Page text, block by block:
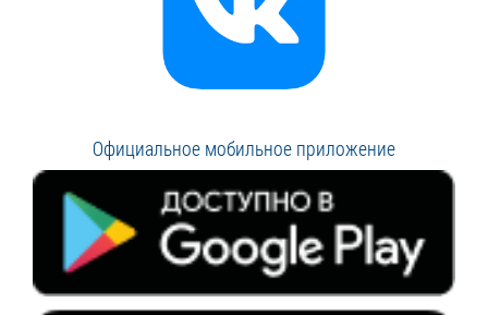
Официальное мобильное приложение